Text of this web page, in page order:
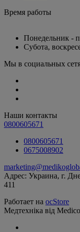
Время работы
Понедельник -
Субота,
Мы в социальных
Наши контакты
0800605671
0800605671
0675008902
Адрес: Украина, г.
411
Работает на ocStore
Медтехніка від